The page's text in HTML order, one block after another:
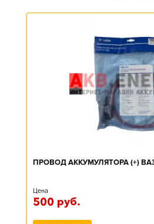
ПРОВОД АККУМУЛЯТОРА (+) ВАЗ
Цена
500 руб.